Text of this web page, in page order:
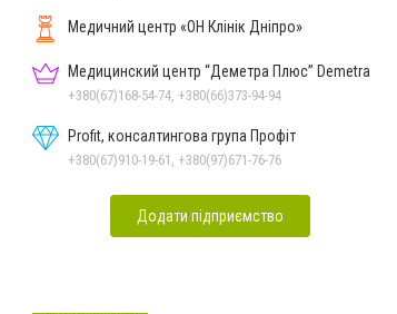
Медичний центр «ОН Клінік Дніпро»
Медицинский центр “Деметра Плюс” Demetra
+380(67)168-54-74, +380(66)373-94-94
Profit, консалтингова група Профіт
+380(67)910-19-61, +380(97)671-76-76
Додати підприємство